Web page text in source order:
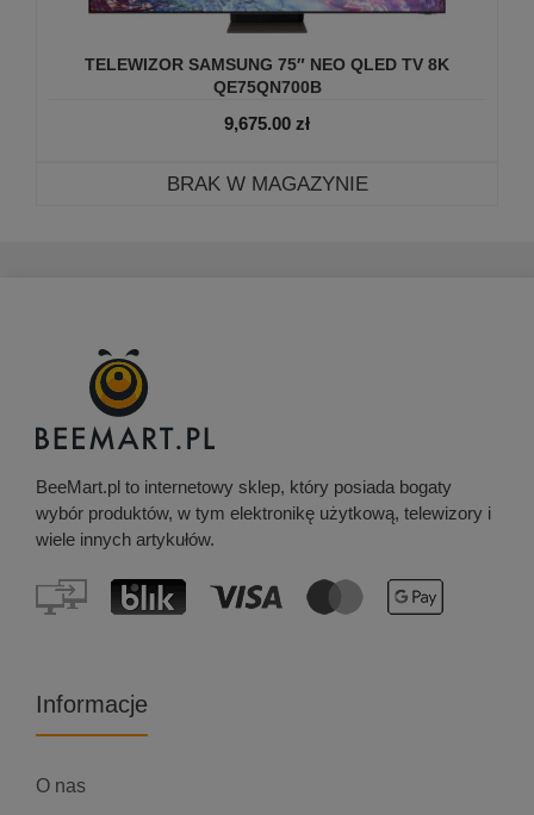
TELEWIZOR SAMSUNG 75″ NEO QLED TV 8K
QE75QN700B
9,675.00 zł
BRAK W MAGAZYNIE
BeeMart.pl to internetowy sklep, który posiada bogaty
wybór produktów, w tym elektronikę użytkową, telewizory i
wiele innych artykułów.
Informacje
O nas